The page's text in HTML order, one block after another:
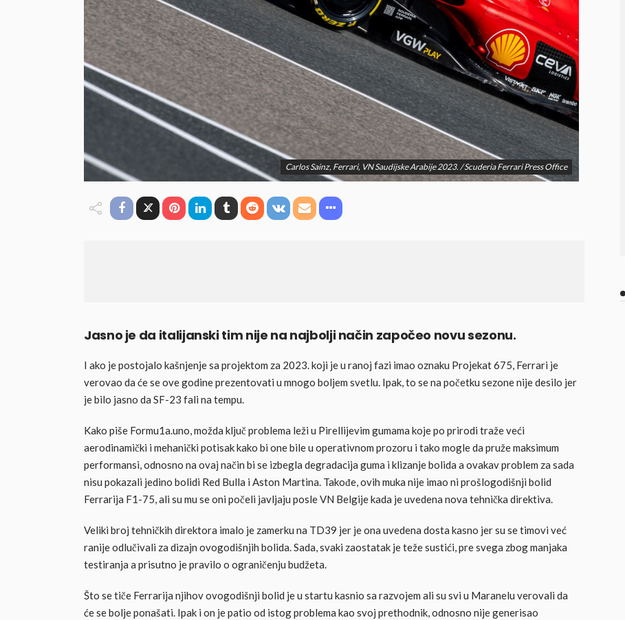
Carlos Sainz, Ferrari, VN Saudijske Arabije 2023. / Scuderia Ferrari Press Office
Jasno je da italijanski tim nije na najbolji način započeo novu sezonu.
I ako je postojalo kašnjenje sa projektom za 2023. koji je u ranoj fazi imao oznaku Projekat 675, Ferrari je
verovao da će se ove godine prezentovati u mnogo boljem svetlu. Ipak, to se na početku sezone nije desilo jer
je bilo jasno da SF-23 fali na tempu.
Kako piše Formu1a.uno, možda ključ problema leži u Pirellijevim gumama koje po prirodi traže veći
aerodinamički i mehanički potisak kako bi one bile u operativnom prozoru i tako mogle da pruže maksimum
performansi, odnosno na ovaj način bi se izbegla degradacija guma i klizanje bolida a ovakav problem za sada
nisu pokazali jedino bolidi Red Bulla i Aston Martina. Takođe, ovih muka nije imao ni prošlogodišnji bolid
Ferrarija F1-75, ali su mu se oni počeli javljaju posle VN Belgije kada je uvedena nova tehnička direktiva.
Veliki broj tehničkih direktora imalo je zamerku na TD39 jer je ona uvedena dosta kasno jer su se timovi već
ranije odlučivali za dizajn ovogodišnjih bolida. Sada, svaki zaostatak je teže sustići, pre svega zbog manjaka
testiranja a prisutno je pravilo o ograničenju budžeta.
Što se tiče Ferrarija njihov ovogodišnji bolid je u startu kasnio sa razvojem ali su svi u Maranelu verovali da
će se bolje ponašati. Ipak i on je patio od istog problema kao svoj prethodnik, odnosno nije generisao